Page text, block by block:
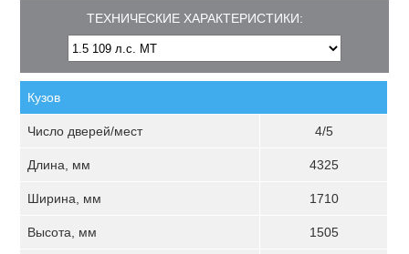
ТЕХНИЧЕСКИЕ ХАРАКТЕРИСТИКИ:
Кузов
Число дверей/мест 4/5
Длина, мм 4325
Ширина, мм 1710
Высота, мм 1505